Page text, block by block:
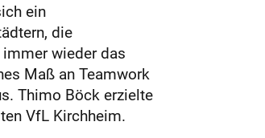
ein
die
immer wieder das
Maß an Teamwork
Thimo Böck erzielte
VfL Kirchheim.